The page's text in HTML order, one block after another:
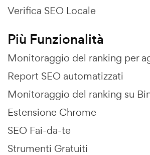
Verifica SEO Locale
Più Funzionalità
Monitoraggio del ranking per
Report SEO automatizzati
Monitoraggio del ranking su
Estensione Chrome
SEO Fai-da-te
Strumenti Gratuiti